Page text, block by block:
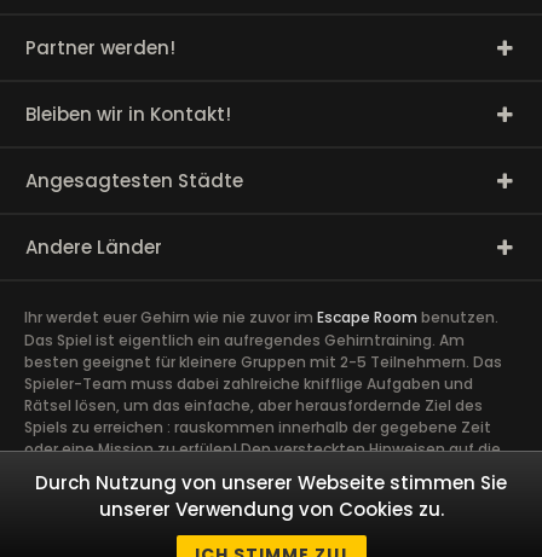
Partner werden!
Bleiben wir in Kontakt!
Angesagtesten Städte
Andere Länder
Ihr werdet euer Gehirn wie nie zuvor im Escape Room benutzen.
Das Spiel ist eigentlich ein aufregendes Gehirntraining. Am
besten geeignet für kleinere Gruppen mit 2-5 Teilnehmern. Das
Spieler-Team muss dabei zahlreiche knifflige Aufgaben und
Rätsel lösen, um das einfache, aber herausfordernde Ziel des
Spiels zu erreichen : rauskommen innerhalb der gegebene Zeit
oder eine Mission zu erfülen! Den versteckten Hinweisen auf die
Spur zu kommen, erfordert volle Konzentration sowie die Ideen
und Talente aller Spieler. Ein guter Zusammenhalt im Team ist
äußerst wichtig. Ein gemeinsames Abenteuer schafft Vertrauen
und Engagement zwischen den Spielern und kann Kollegen näher
Durch Nutzung von unserer Webseite stimmen Sie
unserer Verwendung von Cookies zu.